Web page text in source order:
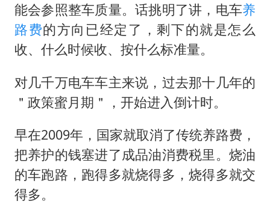
能会参照整车质量。话挑明了讲，电车养
路费的方向已经定了，剩下的就是怎么
收、什么时候收、按什么标准量。
对几千万电车车主来说，过去那十几年的
＂政策蜜月期＂，开始进入倒计时。
早在2009年，国家就取消了传统养路费，
把养护的钱塞进了成品油消费税里。烧油
的车跑路，跑得多就烧得多，烧得多就交
得多。